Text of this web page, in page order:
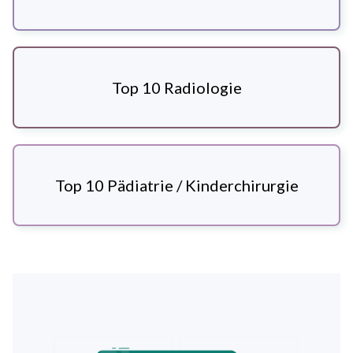
Top 10 Radiologie
Top 10 Pädiatrie / Kinderchirurgie